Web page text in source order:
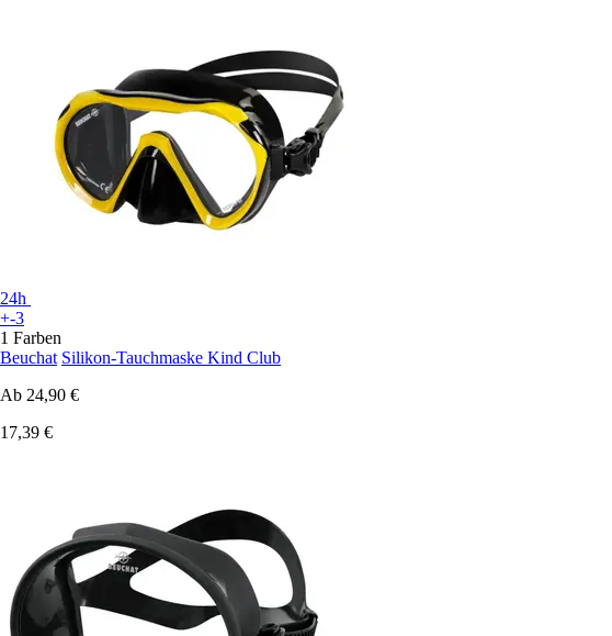
24h
+-3
1 Farben
Beuchat Silikon-Tauchmaske Kind Club
Ab 24,90 €
17,39 €